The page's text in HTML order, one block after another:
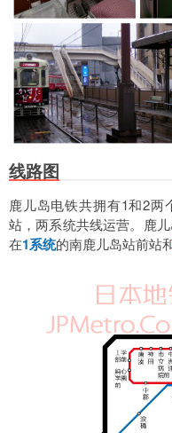
线路图
鹿儿岛电铁共拥有1和2两
站，两系统共线运营。鹿
在1系统的南鹿儿岛站前站